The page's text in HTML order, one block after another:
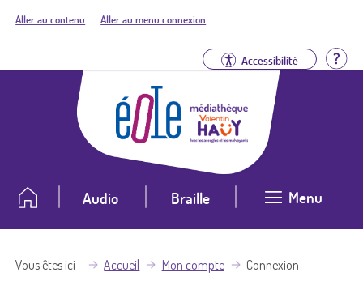
Aller au contenu Aller au menu connexion
Accessibilité
Audio Braille Menu
Vous êtes ici Accueil Mon compte Connexion